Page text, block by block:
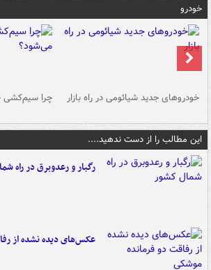
خودرو
خودروهای جدید شیائومی در راه بازار چرا سیم‌کشی
این مطالب را از دست ندهید....
رگبار و رعدوبرق در راه
عکس‌های دیده نشده از